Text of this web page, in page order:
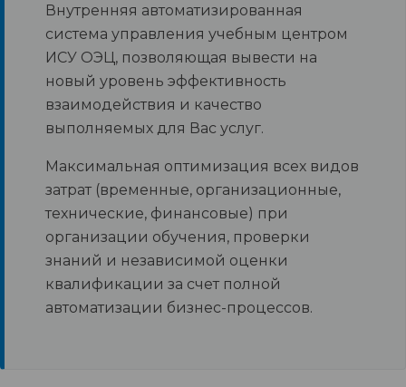
Внутренняя автоматизированная
система управления учебным центром
ИСУ ОЭЦ, позволяющая вывести на
новый уровень эффективность
взаимодействия и качество
выполняемых для Вас услуг.
Максимальная оптимизация всех видов
затрат (временные, организационные,
технические, финансовые) при
организации обучения, проверки
знаний и независимой оценки
квалификации за счет полной
автоматизации бизнес-процессов.